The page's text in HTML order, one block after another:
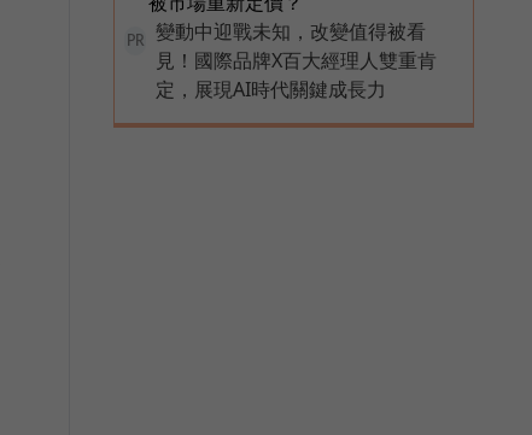
PR
變動中迎戰未知，改變值得被看
見！國際品牌X百大經理人雙重肯
定，展現AI時代關鍵成長力